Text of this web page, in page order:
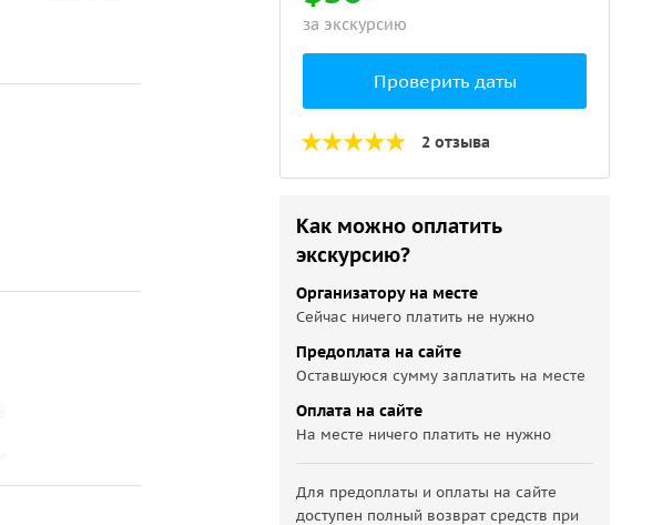
за экскурсию
Проверить даты
2 отзыва
Как можно оплатить
экскурсию?
Организатору на месте
Сейчас ничего платить не нужно
Предоплата на сайте
Оставшуюся сумму заплатить на месте
Оплата на сайте
На месте ничего платить не нужно
Для предоплаты и оплаты на сайте
доступен полный возврат средств при